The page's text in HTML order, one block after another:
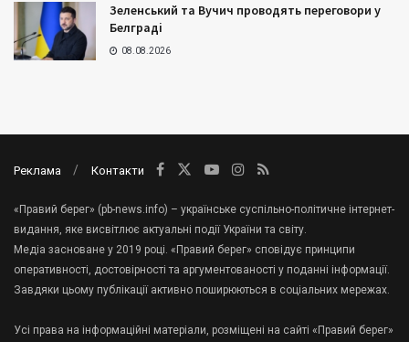
Зеленський та Вучич проводять переговори у
Белграді
08.08.2026
Реклама Контакти
«Правий берег» (pb-news.info) – українське суспільно-політичне інтернет-
видання, яке висвітлює актуальні події України та світу.
Медіа засноване у 2019 році. «Правий берег» сповідує принципи
оперативності, достовірності та аргументованості у поданні інформації.
Завдяки цьому публікації активно поширюються в соціальних мережах.
Усі права на інформаційні матеріали, розміщені на сайті «Правий берег»